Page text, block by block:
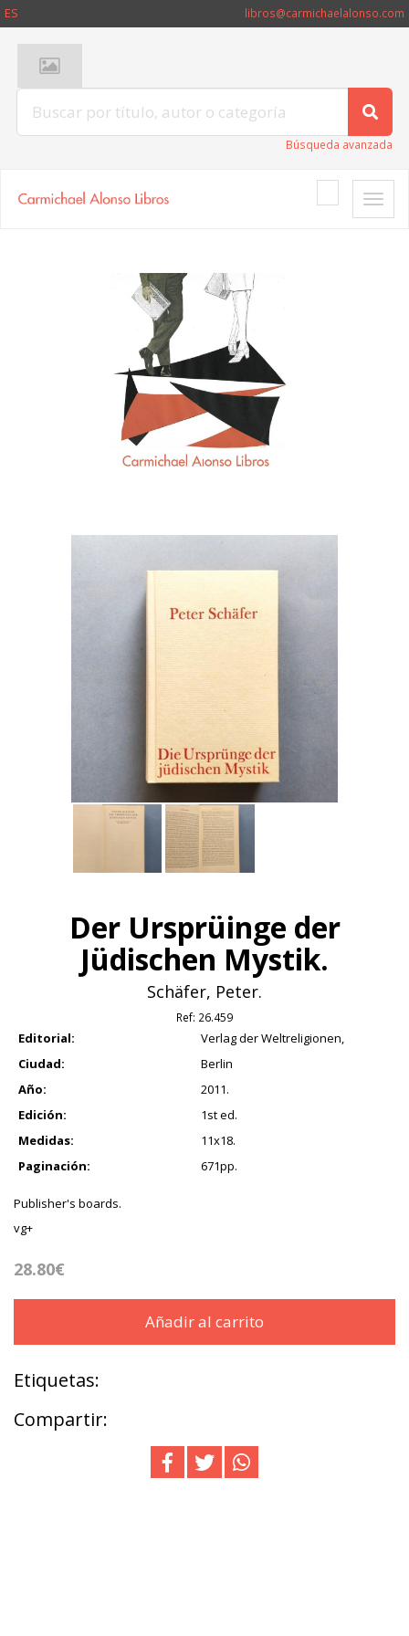
ES libros@carmichaelalonso.com
Búsqueda avanzada
Toggle
Der Ursprüinge der
Jüdischen Mystik.
Schäfer, Peter.
Ref: 26.459
Editorial:
Verlag der Weltreligionen,
Ciudad:
Berlin
Año:
2011.
Edición:
1st ed.
Medidas:
11x18.
Paginación:
671pp.
Publisher's boards.
vg+
28.80€
Añadir al carrito
Etiquetas:
Compartir: